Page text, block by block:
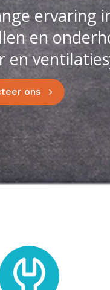
ervaring
en
en
ons